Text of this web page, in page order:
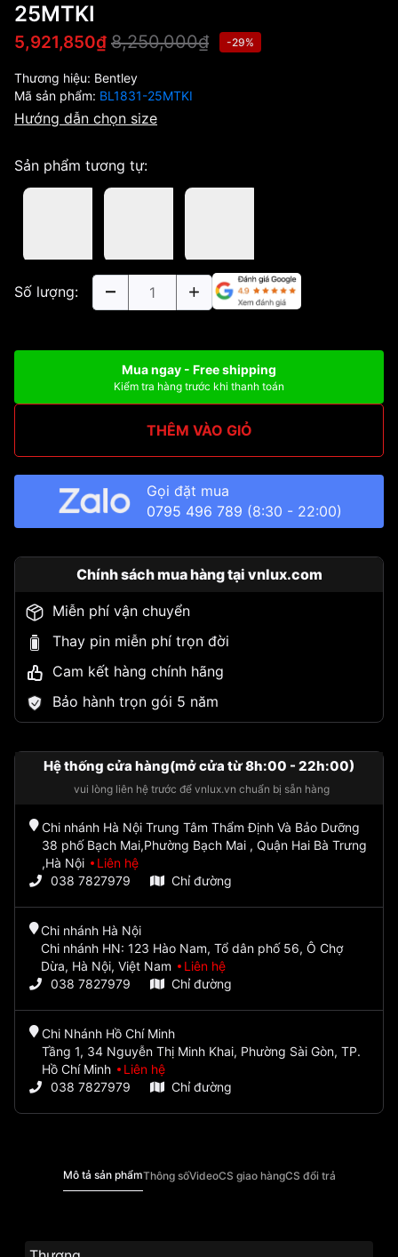
25MTKI
5,921,850₫ 8,250,000₫ -29%
Thương hiệu: Bentley
Mã sản phẩm: BL1831-25MTKI
Hướng dẫn chọn size
Sản phẩm tương tự:
Số lượng:
Mua ngay - Free shipping
Kiểm tra hàng trước khi thanh toán
THÊM VÀO GIỎ
Gọi đặt mua
0795 496 789 (8:30 - 22:00)
Chính sách mua hàng tại vnlux.com
Miễn phí vận chuyển
Thay pin miễn phí trọn đời
Cam kết hàng chính hãng
Bảo hành trọn gói 5 năm
Hệ thống cửa hàng(mở cửa từ 8h:00 - 22h:00)
vui lòng liên hệ trước để vnlux.vn chuẩn bị sẵn hàng
Chi nhánh Hà Nội Trung Tâm Thẩm Định Và Bảo Dưỡng
38 phố Bạch Mai,Phường Bạch Mai , Quận Hai Bà Trưng
,Hà Nội
Liên hệ
038 7827979
Chỉ đường
Chi nhánh Hà Nội
Chi nhánh HN: 123 Hào Nam, Tổ dân phố 56, Ô Chợ
Dừa, Hà Nội, Việt Nam
Liên hệ
038 7827979
Chỉ đường
Chi Nhánh Hồ Chí Minh
Tầng 1, 34 Nguyễn Thị Minh Khai, Phường Sài Gòn, TP.
Hồ Chí Minh
Liên hệ
038 7827979
Chỉ đường
Mô tả sản phẩmThông sốVideoCS giao hàngCS đổi trả